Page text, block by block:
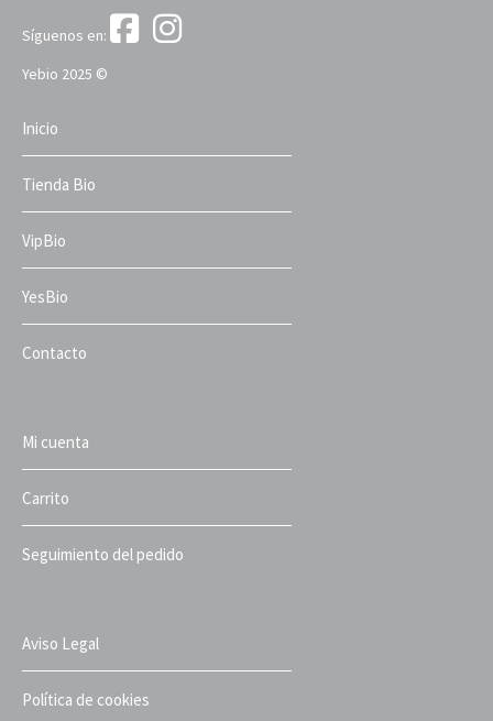
Síguenos en:
Yebio 2025 ©
Inicio
Tienda Bio
VipBio
YesBio
Contacto
Mi cuenta
Carrito
Seguimiento del pedido
Aviso Legal
Política de cookies